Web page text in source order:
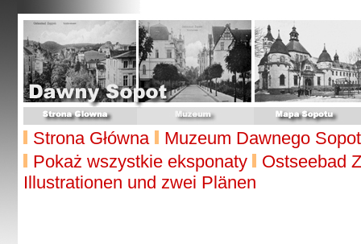
Strona Główna
Muzeum Dawnego
Pokaż wszystkie eksponaty
Ostseebad
Illustrationen und zwei Plänen